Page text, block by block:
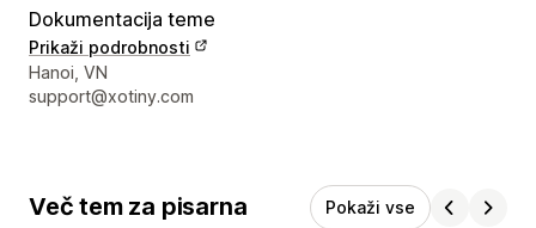
Dokumentacija teme
Prikaži podrobnosti
Podatki za stik z oblikovalcem
Hanoi, VN
support@xotiny.com
Več tem za pisarna Pokaži vse